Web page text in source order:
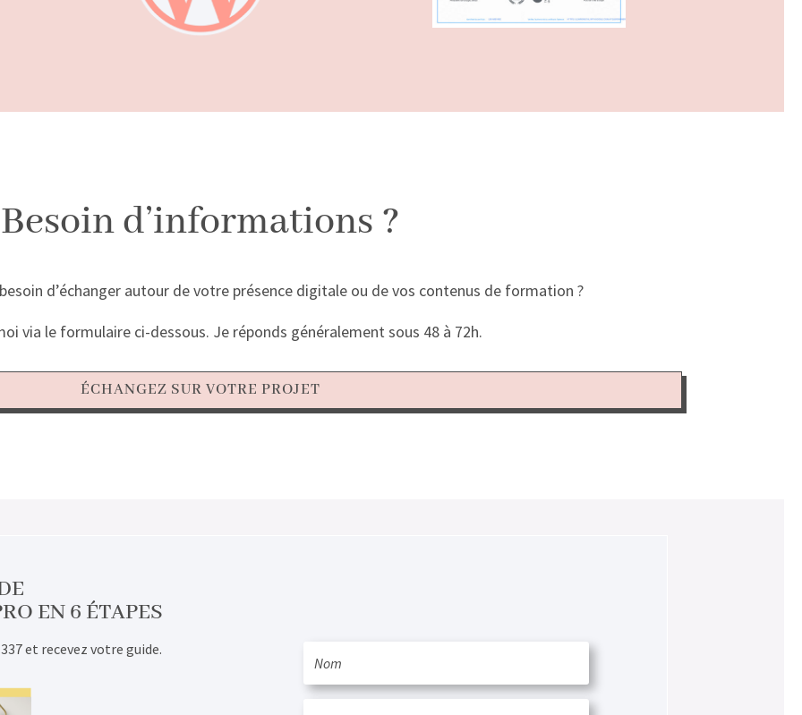
Besoin d’informations ?
d’échanger autour de votre présence digitale ou de vos contenus de formation ?
via le formulaire ci-dessous. Je réponds généralement sous 48 à 72h.
ÉCHANGEZ SUR VOTRE PROJET
EN 6 ÉTAPES
et recevez votre guide.